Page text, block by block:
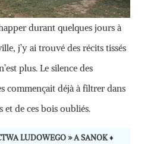
durant quelques jours à
j’y ai trouvé des récits tissés
plus. Le silence des
commençait déjà à filtrer dans
et de ces bois oubliés.
LUDOWEGO » A SANOK♦